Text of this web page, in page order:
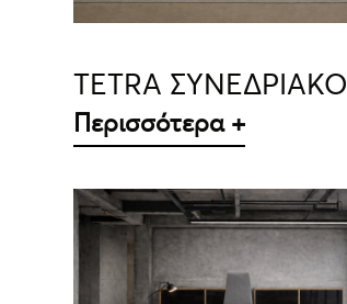
TETRA ΣΥΝΕΔΡΙΑΚΟ
Περισσότερα +